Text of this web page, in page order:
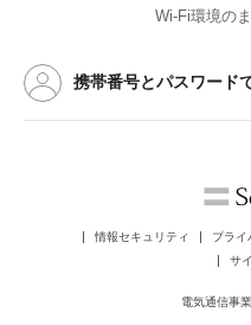
Wi-Fi環境の
携帯番号とパスワード
情報セキュリティ プライ
サ
電気通信事